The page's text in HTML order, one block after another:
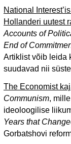
National
Hollanderi uutest
Accounts of
End of
Artiklist võib leida
suudavad nii
The Economist
Communism,
ideoloogilise
Years that
Gorbatshovi